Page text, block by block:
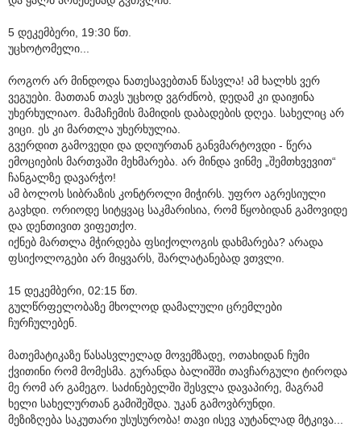
5 დეკემბერი, 19:30 წთ.
უცხოტომელი...
როგორ არ მინდოდა ნათესავებთან წასვლა! ამ ხალხს ვერ
ვეგუები. მათთან თავს უცხოდ ვგრძნობ, დედამ კი დაიჟინა
უხერხულიაო. მამაჩემის მამიდის დაბადების დღეა. სახელიც არ
ვიცი. ეს კი მართლა უხერხულია.
გვერდით გამოვედი და დღიურთან განვმარტოვდი - წერა
ემოციების მართვაში მეხმარება. არ მინდა ვინმე „შემთხვევით“
ჩანგალზე დავარჭო!
ამ ბოლოს სიბრაზის კონტროლი მიჭირს. უფრო აგრესიული
გავხდი. ორიოდე სიტყვაც საკმარისია, რომ წყობიდან გამოვიდე
და დენთივით ვიფეთქო.
იქნებ მართლა მჭირდება ფსიქოლოგის დახმარება? არადა
ფსიქოლოგები არ მიყვარს, შარლატანებად ვთვლი.
15 დეკემბერი, 02:15 წთ.
გულწრფელობაზე მხოლოდ დამალული ცრემლები
ჩურჩულებენ.
მათემატიკაზე წასასვლელად მოვემზადე, ოთახიდან ჩუმი
ქვითინი რომ მომესმა. გურანდა ბალიშში თავჩარგული ტიროდა
მე რომ არ გამეგო. საძინებელში შესვლა დავაპირე, მაგრამ
ხელი სახელურთან გამიშეშდა. უკან გამოვბრუნდი.
მეზიზღება საკუთარი უსუსურობა! თავი ისევ აუტანლად მტკივა...